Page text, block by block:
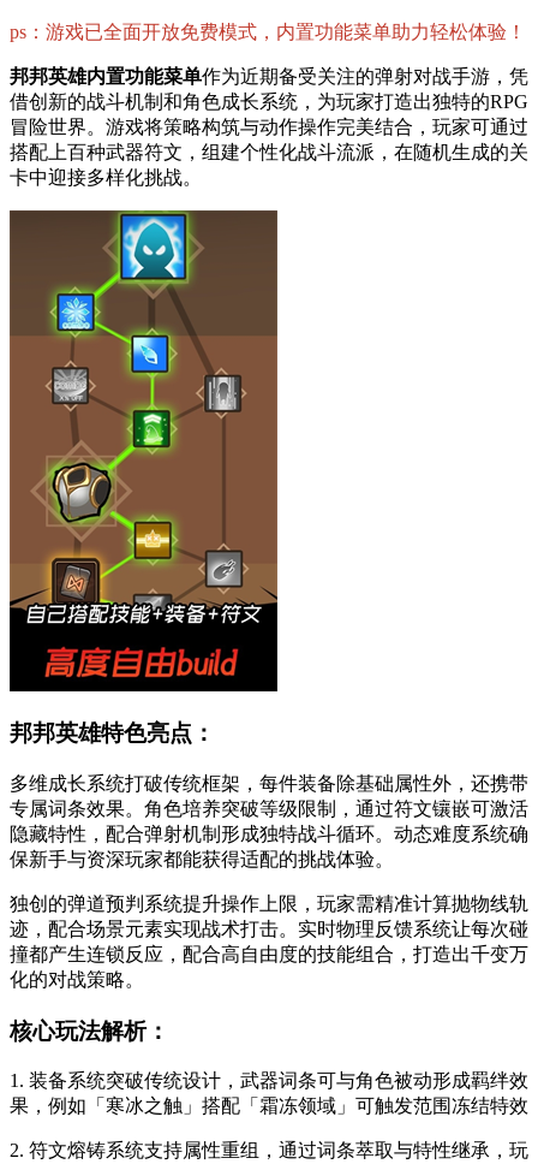
ps：游戏已全面开放免费模式，内置功能菜单助力轻松体验！
邦邦英雄内置功能菜单作为近期备受关注的弹射对战手游，凭
借创新的战斗机制和角色成长系统，为玩家打造出独特的RPG
冒险世界。游戏将策略构筑与动作操作完美结合，玩家可通过
搭配上百种武器符文，组建个性化战斗流派，在随机生成的关
卡中迎接多样化挑战。
邦邦英雄特色亮点：
多维成长系统打破传统框架，每件装备除基础属性外，还携带
专属词条效果。角色培养突破等级限制，通过符文镶嵌可激活
隐藏特性，配合弹射机制形成独特战斗循环。动态难度系统确
保新手与资深玩家都能获得适配的挑战体验。
独创的弹道预判系统提升操作上限，玩家需精准计算抛物线轨
迹，配合场景元素实现战术打击。实时物理反馈系统让每次碰
撞都产生连锁反应，配合高自由度的技能组合，打造出千变万
化的对战策略。
核心玩法解析：
1. 装备系统突破传统设计，武器词条可与角色被动形成羁绊效
果，例如「寒冰之触」搭配「霜冻领域」可触发范围冻结特效
2. 符文熔铸系统支持属性重组，通过词条萃取与特性继承，玩